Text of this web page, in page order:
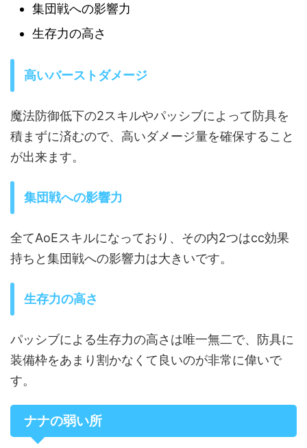
集団戦への影響力
生存力の高さ
高いバーストダメージ
魔法防御低下の2スキルやパッシブによって防具を
積まずに済むので、高いダメージ量を確保すること
が出来ます。
集団戦への影響力
全てAoEスキルになっており、その内2つはcc効果
持ちと集団戦への影響力は大きいです。
生存力の高さ
パッシブによる生存力の高さは唯一無二で、防具に
装備枠をあまり割かなくて良いのが非常に偉いで
す。
ナナの弱い所